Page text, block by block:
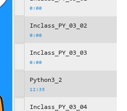
0:00
Inclass_PY_03_02
0:00
Inclass_PY_03_03
0:00
Python3_2
12:35
Inclass_PY_03_04